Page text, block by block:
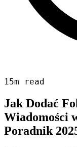
15m read
Jak Dodać
Wiadomości
Poradnik